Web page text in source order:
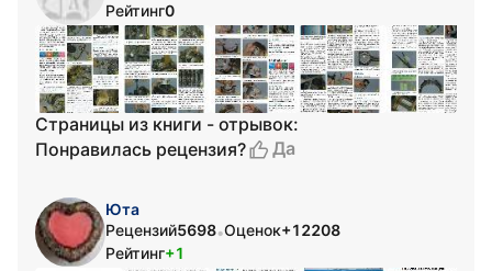
Рейтинг0
Страницы из книги - отрывок:
Понравилась рецензия?
Да
Юта
Рецензий5698•Оценок+12208
Рейтинг+1